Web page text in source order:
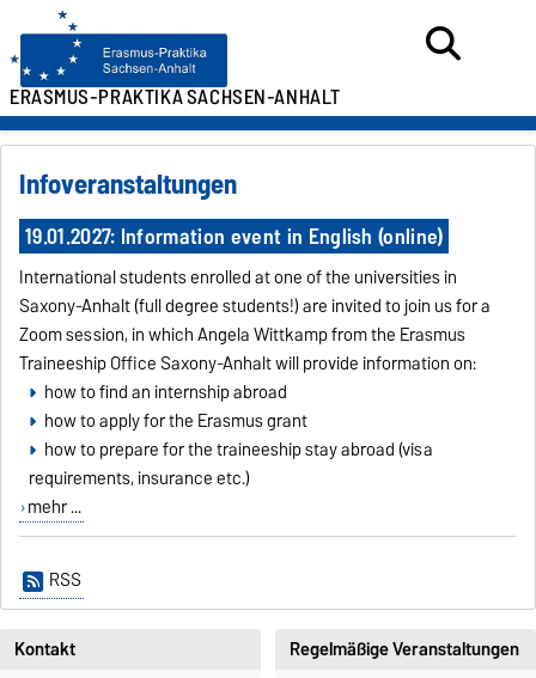
ERASMUS-PRAKTIKASACHSEN-ANHALT
Infoveranstaltungen
19.01.2027: Information event in English (online)
International students enrolled at one of the universities in
Saxony-Anhalt (full degree students!) are invited to join us for a
Zoom session, in which Angela Wittkamp from the Erasmus
Traineeship Office Saxony-Anhalt will provide information on:
how to find an internship abroad
how to apply for the Erasmus grant
how to prepare for the traineeship stay abroad (visa
requirements, insurance etc.)
mehr ...
RSS
Kontakt
Regelmäßige Veranstaltungen